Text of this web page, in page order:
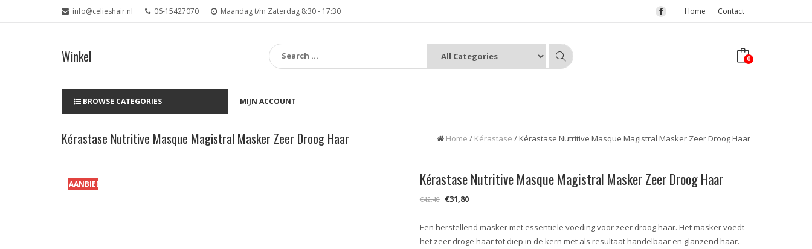
info@celieshair.nl 06-15427070 Maandag t/m Zaterdag 8:30 - 17:30 Home Contact
Winkel :
0
BROWSE CATEGORIES MIJN ACCOUNT
Kérastase Nutritive Masque Magistral Masker Zeer Droog Haar Home / Kérastase / Kérastase Nutritive Masque Magistral Masker Zeer Droog Haar
AANBIEDING! Kérastase Nutritive Masque Magistral Masker Zeer Droog Haar
€42,40
Oorspronkelijke
was:
€42,40.
€31,80Huidige
is:
€31,80.
Een herstellend masker met essentiële voeding voor zeer droog haar. Het masker voedt
het zeer droge haar tot diep in de kern met als resultaat handelbaar en glanzend haar.